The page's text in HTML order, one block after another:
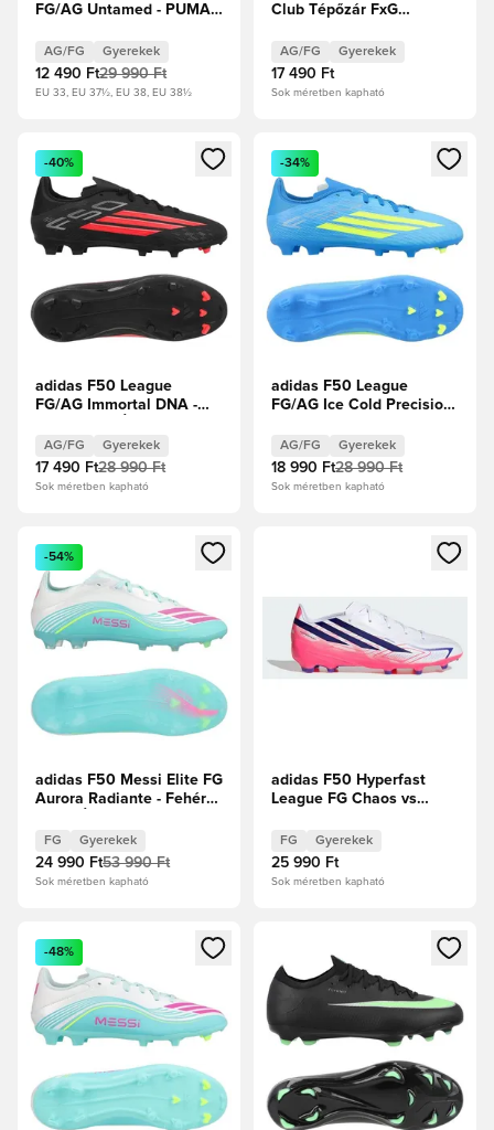
FG/AG Untamed - PUMA
piros Gyerek
AG/FG Gyerekek
12 490 Ft29 990 Ft
EU 33, EU 37½, EU 38, EU 38½
Club Tépőzár FxG
AG/FG Gyerekek
17 490 Ft
Sok méretben kapható
Megnyit egy modált a bejelentkezéshez vagy a tagként
-40%
adidas F50 League
FG/AG Immortal DNA -
Gyerek
AG/FG Gyerekek
17 490 Ft28 990 Ft
Sok méretben kapható
Megnyit egy modált a
-34%
adidas F50 League
FG/AG Ice Cold Precision
Blue/Napsárga/Világos
szolgálati akva Gyerek
AG/FG Gyerekek
18 990 Ft28 990 Ft
Sok méretben kapható
Megnyit egy modált a bejelentkezéshez vagy a tagként
-54%
adidas F50 Messi Elite FG
Aurora Radiante - Fehér
rózsaszín/Flash Aqua
Gyerek
FG Gyerekek
24 990 Ft53 990 Ft
Sok méretben kapható
Megnyit egy modált a
adidas F50 Hyperfast
League FG Chaos vs
FG Gyerekek
25 990 Ft
Sok méretben kapható
Megnyit egy modált a bejelentkezéshez vagy a tagként
-48%
Megnyit egy modált a